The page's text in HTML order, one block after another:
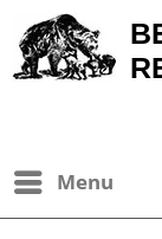
Menu